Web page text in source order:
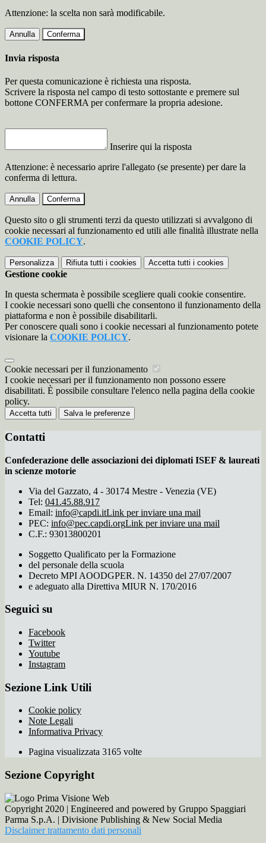
Attenzione: la scelta non sarà modificabile.
Annulla Conferma
Invia risposta
Per questa comunicazione è richiesta una risposta.
Scrivere la risposta nel campo di testo sottostante e premere sul
bottone CONFERMA per confermare la propria adesione.
Inserire qui la risposta
Attenzione: è necessario aprire l'allegato (se presente) per dare la
conferma di lettura.
Annulla Conferma
Questo sito o gli strumenti terzi da questo utilizzati si avvalgono di
cookie necessari al funzionamento ed utili alle finalità illustrate nella
COOKIE POLICY.
Personalizza Rifiuta tutti i cookies Accetta tutti i cookies
Gestione cookie
In questa schermata è possibile scegliere quali cookie consentire.
I cookie necessari sono quelli che consentono il funzionamento della
piattaforma e non è possibile disabilitarli.
Per conoscere quali sono i cookie necessari al funzionamento potete
visionare la COOKIE POLICY.
Cookie necessari per il funzionamento
I cookie necessari per il funzionamento non possono essere
disabilitati. È possibile consultare l'elenco nella pagina della cookie
policy.
Accetta tutti Salva le preferenze
Contatti
Confederazione delle associazioni dei diplomati ISEF & laureati
in scienze motorie
Via del Gazzato, 4 - 30174 Mestre - Venezia (VE)
Tel: 041.45.88.917
Email: info@capdi.itLink per inviare una mail
PEC: info@pec.capdi.orgLink per inviare una mail
C.F.: 93013800201
Soggetto Qualificato per la Formazione
del personale della scuola
Decreto MPI AOODGPER. N. 14350 del 27/07/2007
e adeguato alla Direttiva MIUR N. 170/2016
Seguici su
Facebook
Twitter
Youtube
Instagram
Sezione Link Utili
Cookie policy
Note Legali
Informativa Privacy
Pagina visualizzata 3165 volte
Sezione Copyright
Copyright 2020 | Engineered and powered by Gruppo Spaggiari
Parma S.p.A. | Divisione Publishing & New Social Media
Disclaimer trattamento dati personali